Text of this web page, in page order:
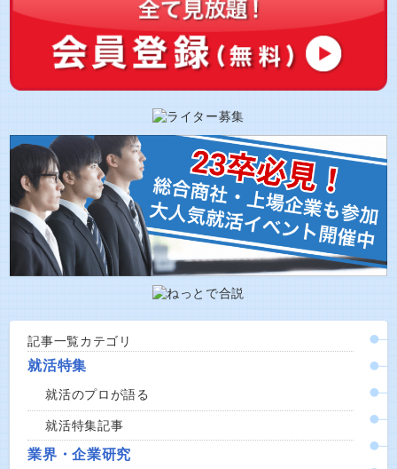
記事一覧カテゴリ
就活特集
就活のプロが語る
就活特集記事
業界・企業研究